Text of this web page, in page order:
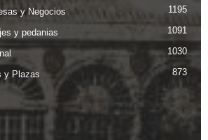
y Negocios 1195
y pedanias 1091
1030
y Plazas 873